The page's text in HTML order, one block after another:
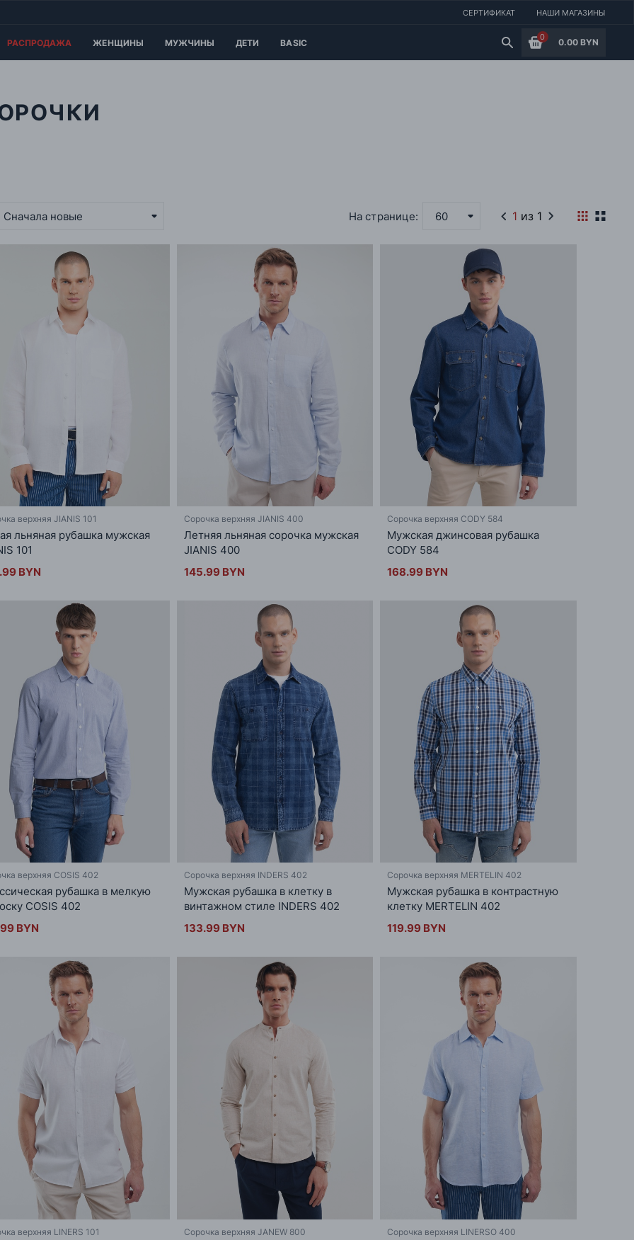
СЕРТИФИКАТ НАШИ МАГАЗИНЫ
РАСПРОДАЖА ЖЕНЩИНЫ МУЖЧИНЫ ДЕТИ BASIC
0
0.00 BYN
Сначала новые На странице: 60 1 из 1
верхняя JIANIS 101
льняная рубашка мужская
101
BYN
Сорочка верхняя JIANIS 400
Летняя льняная сорочка мужская
JIANIS 400
145.99 BYN
Сорочка верхняя CODY 584
Мужская джинсовая рубашка
CODY 584
168.99 BYN
верхняя COSIS 402
рубашка в мелкую
COSIS 402
BYN
Сорочка верхняя INDERS 402
Мужская рубашка в клетку в
винтажном стиле INDERS 402
133.99 BYN
Сорочка верхняя MERTELIN 402
Мужская рубашка в контрастную
клетку MERTELIN 402
119.99 BYN
верхняя LINERS 101 Сорочка верхняя JANEW 800 Сорочка верхняя LINERSO 400